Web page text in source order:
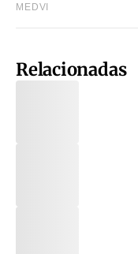
Relacionadas